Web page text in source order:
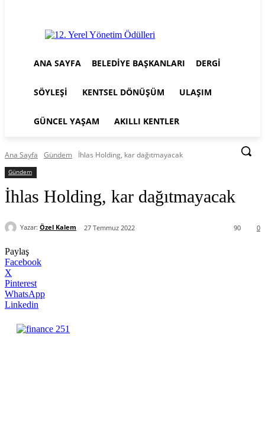
ANA SAYFA BELEDIYE BAŞKANLARI DERGI
SÖYLEŞI KENTSEL DÖNÜŞÜM ULAŞIM
GÜNCEL YAŞAM AKILLI KENTLER
Ana Sayfa Gündem İhlas Holding, kar dağıtmayacak
Gündem
İhlas Holding, kar dağıtmayacak
Yazar: Özel Kalem 27 Temmuz 2022 0
90
Paylaş
Facebook
X
Pinterest
WhatsApp
Linkedin